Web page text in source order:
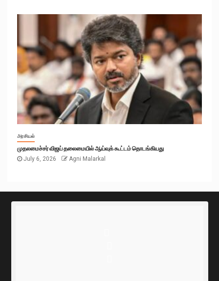
அரசியல்
முதலமைச்சர் விஜய் தலைமையில் ஆய்வுக் கூட்டம் தொடங்கியது
July 6, 2026
Agni Malarkal